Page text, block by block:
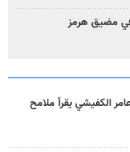
مضيق هرمز
الكفيشي يقرأ ملامح